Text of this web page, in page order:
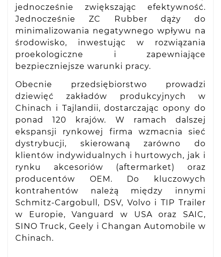
jednocześnie zwiększając efektywność.
Jednocześnie ZC Rubber dąży do
minimalizowania negatywnego wpływu na
środowisko, inwestując w rozwiązania
proekologiczne i zapewniające
bezpieczniejsze warunki pracy.
Obecnie przedsiębiorstwo prowadzi
dziewięć zakładów produkcyjnych w
Chinach i Tajlandii, dostarczając opony do
ponad 120 krajów. W ramach dalszej
ekspansji rynkowej firma wzmacnia sieć
dystrybucji, skierowaną zarówno do
klientów indywidualnych i hurtowych, jak i
rynku akcesoriów (aftermarket) oraz
producentów OEM. Do kluczowych
kontrahentów należą między innymi
Schmitz-Cargobull, DSV, Volvo i TIP Trailer
w Europie, Vanguard w USA oraz SAIC,
SINO Truck, Geely i Changan Automobile w
Chinach.